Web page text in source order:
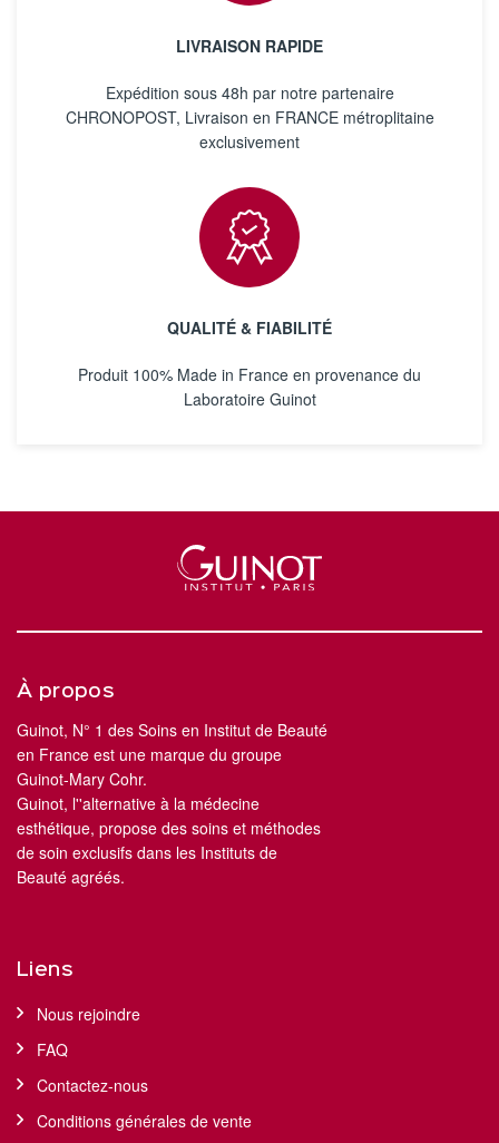
LIVRAISON RAPIDE
Expédition sous 48h par notre partenaire
CHRONOPOST, Livraison en FRANCE métroplitaine
exclusivement
QUALITÉ & FIABILITÉ
Produit 100% Made in France en provenance du
Laboratoire Guinot
À propos
Guinot, N° 1 des Soins en Institut de Beauté
en France est une marque du groupe
Guinot-Mary Cohr.
Guinot, l''alternative à la médecine
esthétique, propose des soins et méthodes
de soin exclusifs dans les Instituts de
Beauté agréés.
Liens
Nous rejoindre
FAQ
Contactez-nous
Conditions générales de vente